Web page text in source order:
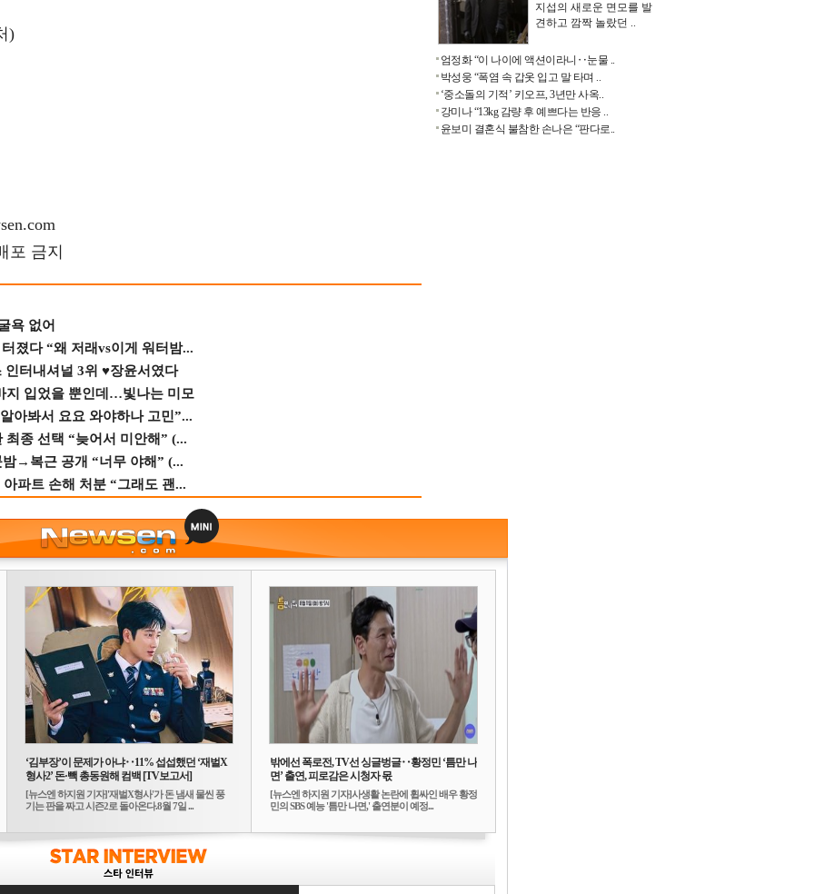
)
포 금지
욕 없어
졌다 “왜 저래vs이게 워터밤...
인터내셔널 3위 ♥장윤서였다
지 입었을 뿐인데…빛나는 미모
아봐서 요요 와야하나 고민”...
종 선택 “늦어서 미안해” (...
→복근 공개 “너무 야해” (...
파트 손해 처분 “그래도 괜...
지섭의 새로운 면모를 발
견하고 깜짝 놀랐던 ..
엄정화 “이 나이에 액션이라니‥눈물 ..
박성웅 “폭염 속 갑옷 입고 말 타며 ..
‘중소돌의 기적’ 키오프, 3년만 사옥..
강미나 “13kg 감량 후 예쁘다는 반응 ..
윤보미 결혼식 불참한 손나은 “판다로..
‘김부장’이 문제가 아냐‥11% 섭섭했던 ‘재벌X
형사2’ 돈·빽 총동원해 컴백 [TV보고서]
[뉴스엔 하지원 기자]'재벌X형사'가 돈 냄새 물씬 풍
기는 판을 짜고 시즌2로 돌아온다.8월 7일 ...
밖에선 폭로전, TV선 싱글벙글‥황정민 ‘틈만 나
면’ 출연, 피로감은 시청자 몫
[뉴스엔 하지원 기자]사생활 논란에 휩싸인 배우 황정
민의 SBS 예능 '틈만 나면,' 출연분이 예정...